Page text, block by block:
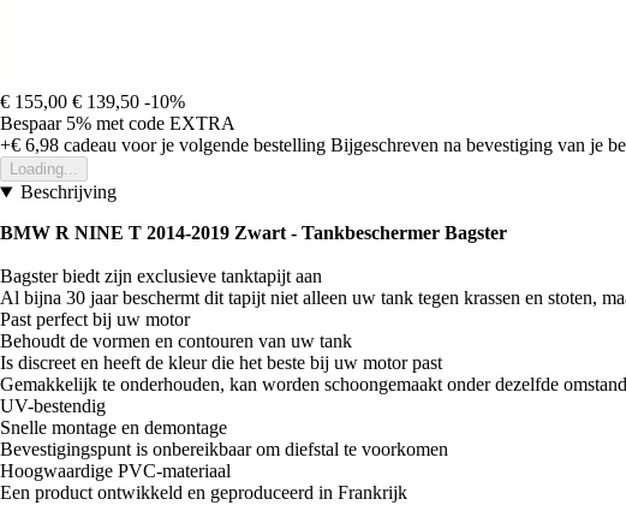
€ 155,00 € 139,50 -10%
Bespaar 5% met code EXTRA
+€ 6,98 cadeau voor je volgende bestelling Bijgeschreven na bevestiging van je
Loading...
Beschrijving
BMW R NINE T 2014-2019 Zwart - Tankbeschermer Bagster
Bagster biedt zijn exclusieve tanktapijt aan
Al bijna 30 jaar beschermt dit tapijt niet alleen uw tank tegen krassen en stoten,
Past perfect bij uw motor
Behoudt de vormen en contouren van uw tank
Is discreet en heeft de kleur die het beste bij uw motor past
Gemakkelijk te onderhouden, kan worden schoongemaakt onder dezelfde
UV-bestendig
Snelle montage en demontage
Bevestigingspunt is onbereikbaar om diefstal te voorkomen
Hoogwaardige PVC-materiaal
Een product ontwikkeld en geproduceerd in Frankrijk